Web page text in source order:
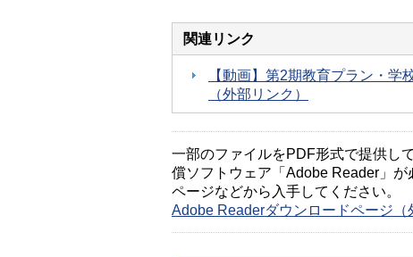
関連リンク
【動画】第2期教育プラン・
（外部リンク）
一部のファイルをPDF形式で提供し
償ソフトウェア「Adobe Reader」
ページなどから入手してください。
Adobe Readerダウンロードページ（